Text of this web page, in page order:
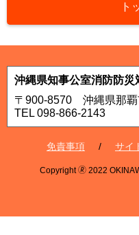
ト
沖縄県知事公室消防防災
〒900-8570 沖縄県那覇
TEL 098-866-2143
免責事項 サイ
Copyright 🄬 2022